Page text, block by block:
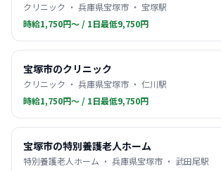
クリニック ・ 兵庫県宝塚市 ・ 宝塚駅
時給1,750円〜 / 1日最低9,750円
宝塚市のクリニック
クリニック ・ 兵庫県宝塚市 ・ 仁川駅
時給1,750円〜 / 1日最低9,750円
宝塚市の特別養護老人ホーム
特別養護老人ホーム ・ 兵庫県宝塚市 ・ 武田尾駅